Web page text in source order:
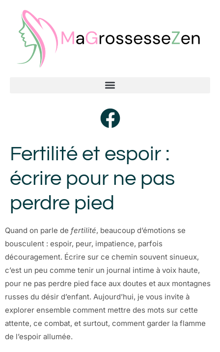
Fertilité et espoir :
écrire pour ne pas
perdre pied
Quand on parle de fertilité, beaucoup d’émotions se
bousculent : espoir, peur, impatience, parfois
découragement. Écrire sur ce chemin souvent sinueux,
c’est un peu comme tenir un journal intime à voix haute,
pour ne pas perdre pied face aux doutes et aux montagnes
russes du désir d’enfant. Aujourd’hui, je vous invite à
explorer ensemble comment mettre des mots sur cette
attente, ce combat, et surtout, comment garder la flamme
de l’espoir allumée.